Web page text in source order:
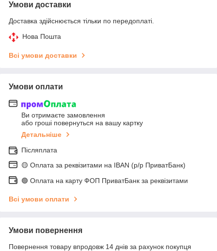
Умови доставки
Доставка здійснюється тільки по передоплаті.
Нова Пошта
Всі умови доставки
Умови оплати
Ви отримаєте замовлення
або гроші повернуться на вашу картку
Детальніше
Післяплата
🟡 Оплата за реквізитами на IBAN (р/р ПриватБанк)
🟢 Оплата на карту ФОП ПриватБанк за реквізитами
Всі умови оплати
Умови повернення
Повернення товару впродовж 14 днів за рахунок покупця